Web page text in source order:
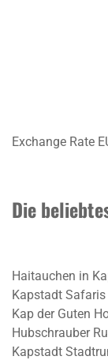
Exchange Rate
Die
Haitauchen in
Kapstadt Safaris
Kap der Guten
Hubschrauber
Kapstadt